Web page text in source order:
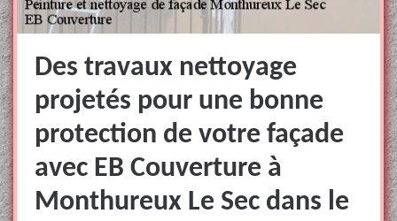
Des travaux nettoyage
projetés pour une bonne
protection de votre façade
avec EB Couverture à
Monthureux Le Sec dans le